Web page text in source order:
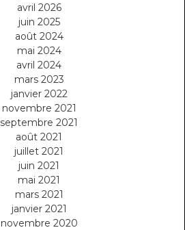
avril 2026
juin 2025
août 2024
mai 2024
avril 2024
mars 2023
janvier 2022
novembre 2021
septembre 2021
août 2021
juillet 2021
juin 2021
mai 2021
mars 2021
janvier 2021
novembre 2020